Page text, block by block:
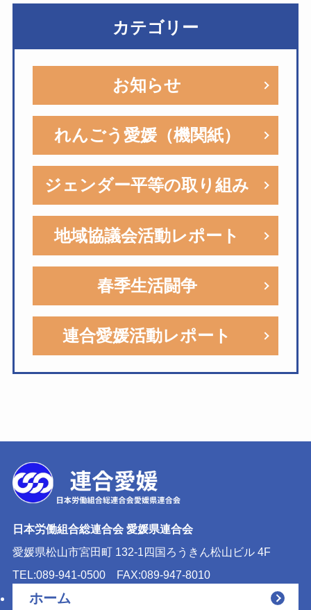
カテゴリー
お知らせ
れんごう愛媛（機関紙）
ジェンダー平等の取り組み
地域協議会活動レポート
春季生活闘争
連合愛媛活動レポート
日本労働組合総連合会 愛媛県連合会
愛媛県松山市宮田町 132-1四国ろうきん松山ビル 4F
TEL:089-941-0500 FAX:089-947-8010
ホーム